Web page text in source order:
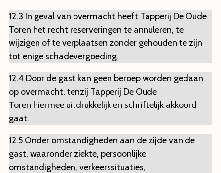
12.3 In geval van overmacht heeft Tapperij De Oude
Toren het recht reserveringen te annuleren, te
wijzigen of te verplaatsen zonder gehouden te zijn
tot enige schadevergoeding.
12.4 Door de gast kan geen beroep worden gedaan
op overmacht, tenzij Tapperij De Oude
Toren hiermee uitdrukkelijk en schriftelijk akkoord
gaat.
12.5 Onder omstandigheden aan de zijde van de
gast, waaronder ziekte, persoonlijke
omstandigheden, verkeerssituaties,